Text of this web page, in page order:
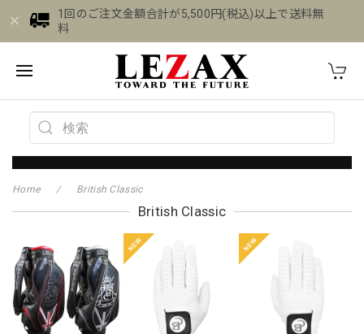
1回のご注文金額合計が5,500円(税込)以上で送料無
料
Home British Classic
British Classic